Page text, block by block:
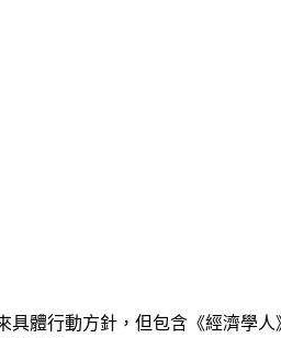
體行動方針，但包含《經濟學